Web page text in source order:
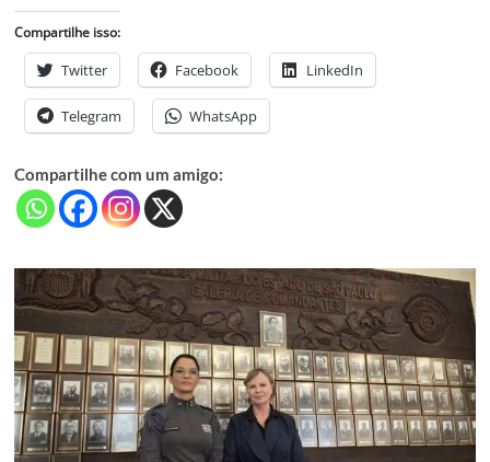
Compartilhe isso:
Twitter Facebook LinkedIn
Telegram WhatsApp
Compartilhe com um amigo: